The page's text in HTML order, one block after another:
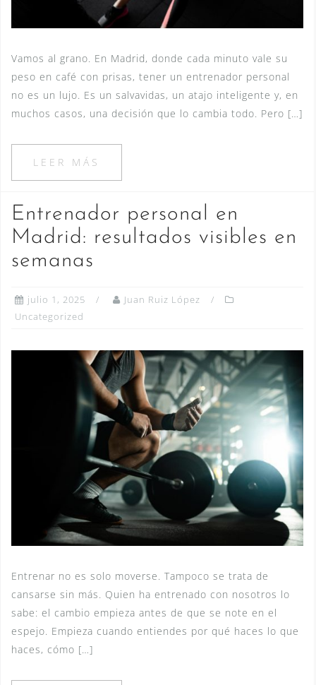
Vamos al grano. En Madrid, donde cada minuto vale su
peso en café con prisas, tener un entrenador personal
no es un lujo. Es un salvavidas, un atajo inteligente y, en
muchos casos, una decisión que lo cambia todo. Pero […]
LEER MÁS
Entrenador personal en
Madrid: resultados visibles en
semanas
julio 1, 2025
Juan Ruiz López
Uncategorized
Entrenar no es solo moverse. Tampoco se trata de
cansarse sin más. Quien ha entrenado con nosotros lo
sabe: el cambio empieza antes de que se note en el
espejo. Empieza cuando entiendes por qué haces lo que
haces, cómo […]